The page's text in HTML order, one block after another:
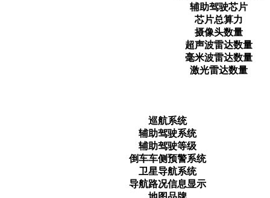
辅助驾驶芯片
芯片总算力
摄像头数量
超声波雷达数量
毫米波雷达数量
激光雷达数量
巡航系统
辅助驾驶系统
辅助驾驶等级
倒车车侧预警系统
卫星导航系统
导航路况信息显示